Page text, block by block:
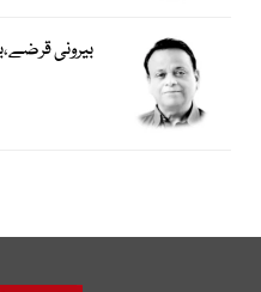
بیرونی